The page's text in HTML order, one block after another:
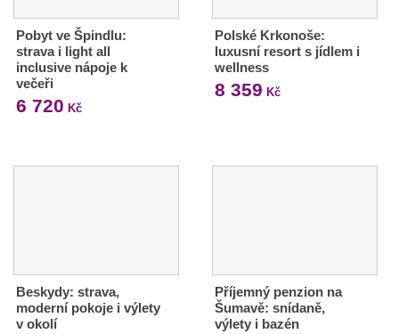
Pobyt ve Špindlu:
strava i light all
inclusive nápoje k
večeři
6 720 Kč
Polské Krkonoše:
luxusní resort s jídlem i
wellness
8 359 Kč
Beskydy: strava,
moderní pokoje i výlety
v okolí
Příjemný penzion na
Šumavě: snídaně,
výlety i bazén